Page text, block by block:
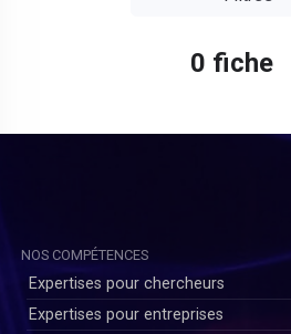
0 fiche
NOS COMPÉTENCES
Expertises pour chercheurs
Expertises pour entreprises